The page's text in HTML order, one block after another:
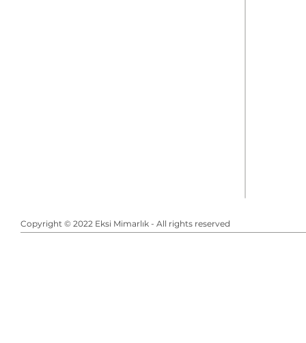
Copyright © 2022 Eksi Mimarlık - All rights reserved